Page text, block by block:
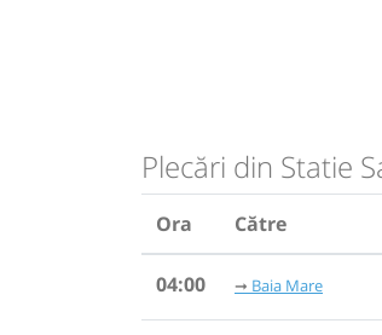
Plecări din Statie
Ora Către
04:00 Baia Mare